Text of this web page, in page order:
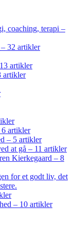
coaching, terapi –
32 artikler
artikler
artikler
artikler
– 5 artikler
at gå – 11 artikler
Kierkegaard – 8
for et godt liv, det
– 10 artikler